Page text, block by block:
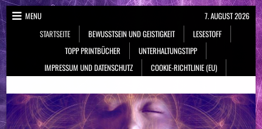
Skip
to
content
MENU
STARTSEITE
BEWUSSTSEIN UND GEISTIGKEIT
LESESTOFF
TOPP PRINTBÜCHER
UNTERHALTUNGSTIPP
IMPRESSUM UND DATENSCHUTZ
COOKIE-RICHTLINIE (EU)
7. AUGUST 2026
NeueSpiritualität.de